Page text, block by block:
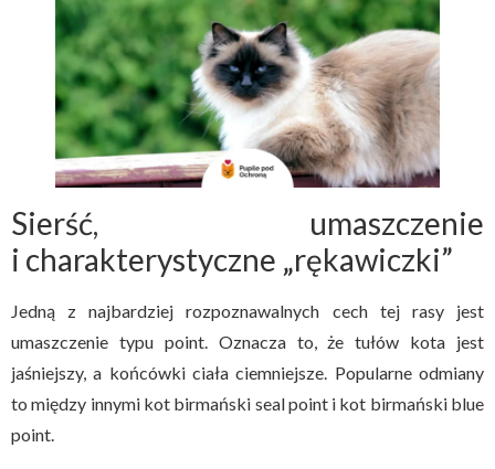
Sierść, umaszczenie
i charakterystyczne „rękawiczki”
Jedną z najbardziej rozpoznawalnych cech tej rasy jest
umaszczenie typu point. Oznacza to, że tułów kota jest
jaśniejszy, a końcówki ciała ciemniejsze. Popularne odmiany
to między innymi kot birmański seal point i kot birmański blue
point.